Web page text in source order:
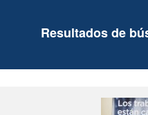
Resultados de